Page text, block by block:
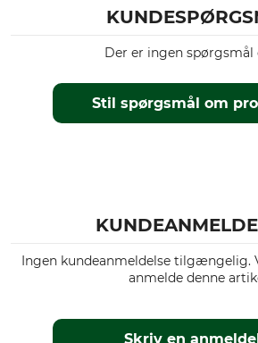
Stil spørgsmål om
Der er ingen spørgsmål
Ingen kundeanmeldelse tilgængelig.
anmelde denne
Skriv en